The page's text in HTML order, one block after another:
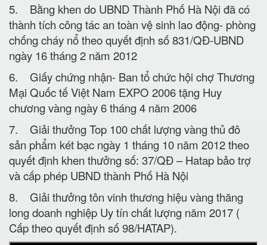
5. Bằng khen do UBND Thành Phố Hà Nội đã có
thành tích công tác an toàn vệ sinh lao động- phòng
chống cháy nổ theo quyết định số 831/QĐ-UBND
ngày 16 tháng 2 năm 2012
6. Giấy chứng nhận- Ban tổ chức hội chợ Thương
Mại Quốc tế Việt Nam EXPO 2006 tặng Huy
chương vàng ngày 6 tháng 4 năm 2006
7. Giải thưởng Top 100 chất lượng vàng thủ đô
sản phẩm két bạc ngày 1 tháng 10 năm 2012 theo
quyết định khen thưởng số: 37/QĐ – Hatap bảo trợ
và cấp phép UBND thành Phố Hà Nội
8. Giải thưởng tôn vinh thương hiệu vàng thăng
long doanh nghiệp Uy tín chất lượng năm 2017 (
Cấp theo quyết định số 98/HATAP).